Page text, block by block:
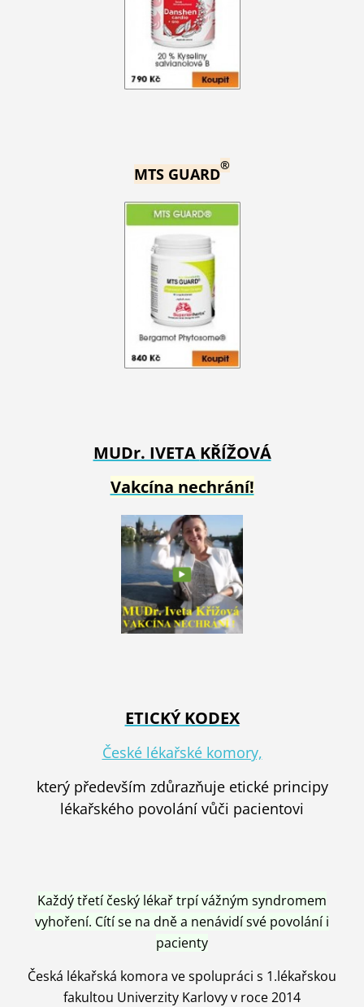
MTS GUARD®
MUDr. IVETA KŘÍŽOVÁ
Vakcína nechrání!
ETICKÝ KODEX
České lékařské komory,
který především zdůrazňuje etické principy
lékařského povolání vůči pacientovi
Každý třetí český lékař trpí vážným syndromem
vyhoření. Cítí se na dně a nenávidí své povolání i
pacienty
Česká lékařská komora ve spolupráci s 1.lékařskou
fakultou Univerzity Karlovy v roce 2014